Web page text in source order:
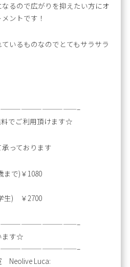
るので広がりを抑えたい方にオ
ントです！
いるものなのでとてもサラサラ
でご利用頂けます☆
っております
まで)￥1080
￥2700
ます☆
Luca: